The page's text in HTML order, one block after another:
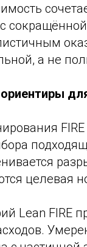
а не
целевая
Lean FIRE